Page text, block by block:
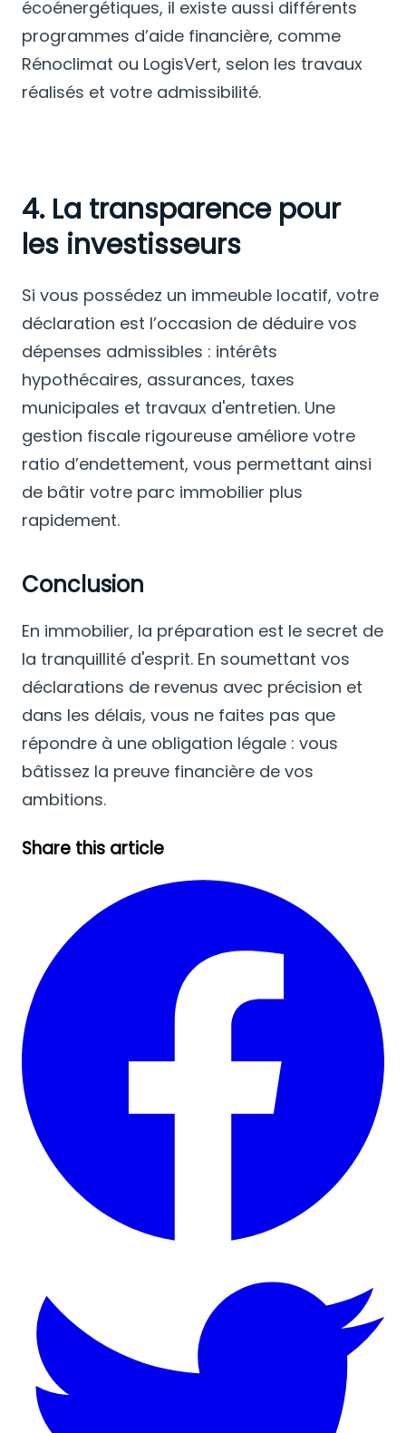
écoénergétiques, il existe aussi différents
programmes d’aide financière, comme
Rénoclimat ou LogisVert, selon les travaux
réalisés et votre admissibilité.
4. La transparence pour
les investisseurs
Si vous possédez un immeuble locatif, votre
déclaration est l’occasion de déduire vos
dépenses admissibles : intérêts
hypothécaires, assurances, taxes
municipales et travaux d'entretien. Une
gestion fiscale rigoureuse améliore votre
ratio d’endettement, vous permettant ainsi
de bâtir votre parc immobilier plus
rapidement.
Conclusion
En immobilier, la préparation est le secret de
la tranquillité d'esprit. En soumettant vos
déclarations de revenus avec précision et
dans les délais, vous ne faites pas que
répondre à une obligation légale : vous
bâtissez la preuve financière de vos
ambitions.
Share this article